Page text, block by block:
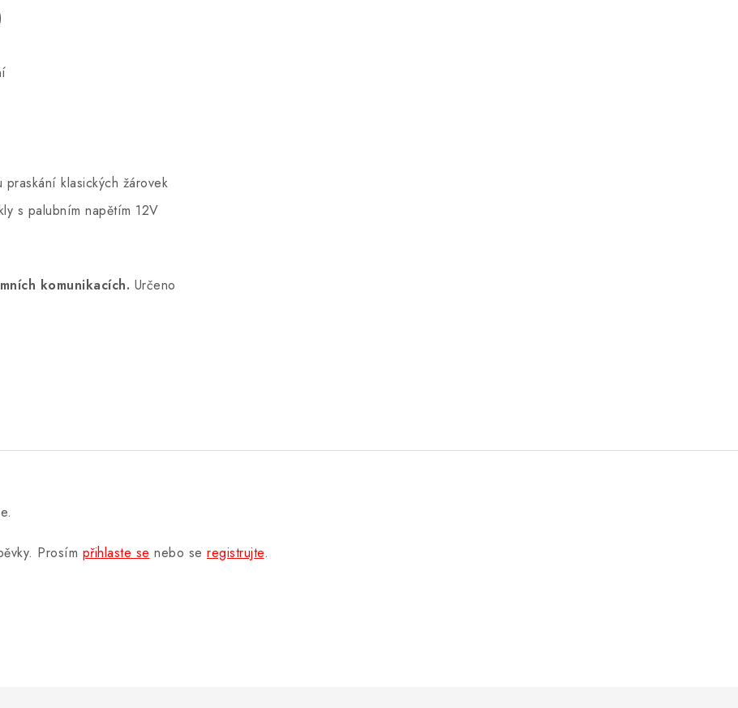
klasických žárovek
s palubním napětím 12V
komunikacích. Určeno
Prosím přihlaste se nebo se registrujte.